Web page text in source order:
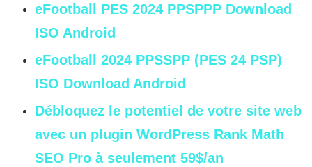
eFootball PES 2024 PPSPPP Download
ISO Android
eFootball 2024 PPSSPP (PES 24 PSP)
ISO Download Android
Débloquez le potentiel de votre site web
avec un plugin WordPress Rank Math
SEO Pro à seulement 59$/an